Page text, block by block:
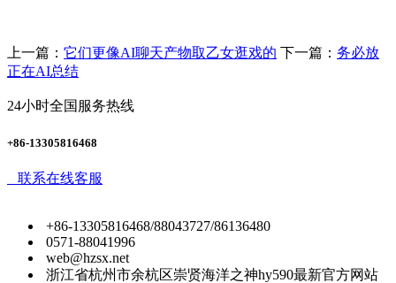
上一篇： 它们更像AI聊天产物取乙女逛戏的 下一篇： 务必放
正在AI总结
24小时全国服务热线
+86-13305816468
联系在线客服
+86-13305816468/88043727/86136480
0571-88041996
web@hzsx.net
浙江省杭州市余杭区崇贤海洋之神hy590最新官方网站